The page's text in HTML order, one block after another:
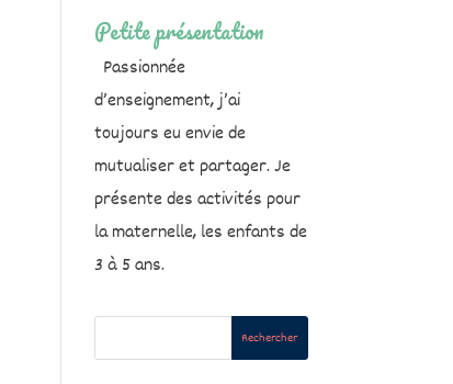
Petite présentation
Passionnée
d’enseignement, j’ai
toujours eu envie de
mutualiser et partager. Je
présente des activités pour
la maternelle, les enfants de
3 à 5 ans.